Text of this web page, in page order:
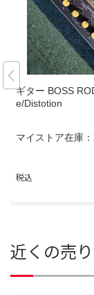
ギター BOSS
e/Distotion
マイストア在庫：
税込
近くの売